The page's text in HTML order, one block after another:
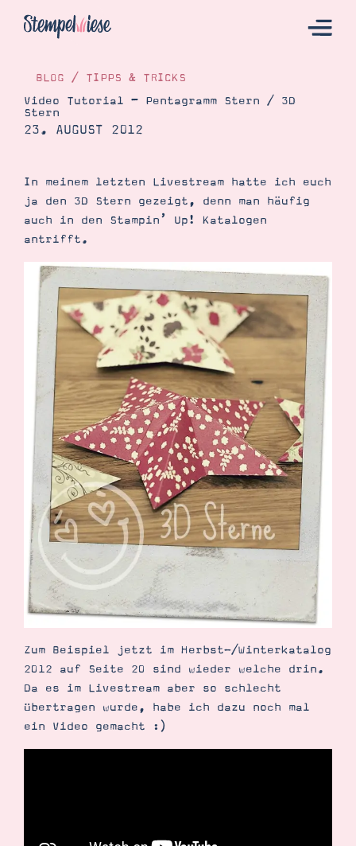
Hier Starten
Bestellen
Kontakt
Angebote
Demonstrator werden
Blog
Gutscheine
Produkte erklärt
Über mich
Über Stampin’ Up!
Tipps & Tricks
Ordnungstipps
BLOG / TIPPS & TRICKS
Video Tutorial – Pentagramm Stern / 3D
Stern
23. AUGUST 2012
In meinem letzten Livestream hatte ich euch
ja den 3D Stern gezeigt, denn man häufig
auch in den Stampin’ Up! Katalogen
antrifft.
Zum Beispiel jetzt im Herbst-/Winterkatalog
2012 auf Seite 20 sind wieder welche drin.
Da es im Livestream aber so schlecht
übertragen wurde, habe ich dazu noch mal
ein Video gemacht :)